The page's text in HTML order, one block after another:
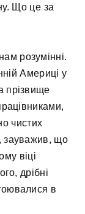
Що це за
розумінні.
Америці у
прізвище
чистих
зауважив, що
віці
дрібні
в